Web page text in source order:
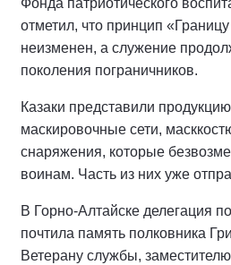
Фонда патриотического
отметил, что принцип
неизменен, а служение
поколения пограничников.
Казаки представили
маскировочные сети,
снаряжения, которые
воинам. Часть из них уже
В Горно-Алтайске делегация
почтила память полковника
Ветерану службы,